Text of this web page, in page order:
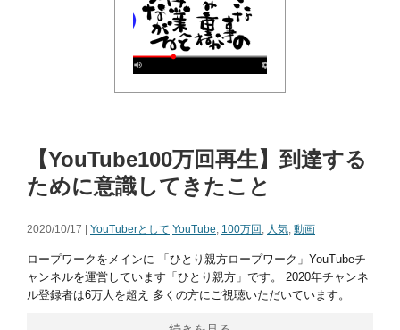
【YouTube100万回再生】到達する
ために意識してきたこと
2020/10/17 | YouTuberとして YouTube, 100万回 , 人気, 動画
ロープワークをメインに 「ひとり親方ロープワーク」YouTubeチ
ャンネルを運営しています「ひとり親方」です。 2020年チャンネ
ル登録者は6万人を超え 多くの方にご視聴いただいています。